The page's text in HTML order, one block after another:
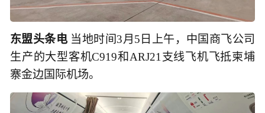
东盟头条电 当地时间3月5日上午，中国商飞公司
生产的大型客机C919和ARJ21支线飞机飞抵柬埔
寨金边国际机场。